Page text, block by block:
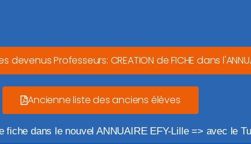
Professeurs: CREATION de FICHE dans
Ancienne liste des anciens élèves
fiche dans le nouvel ANNUAIRE EFY-Lille => avec le